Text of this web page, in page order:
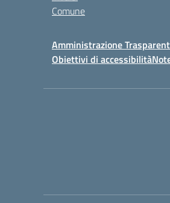
Comune
Amministrazione
Obiettivi di accessibilità